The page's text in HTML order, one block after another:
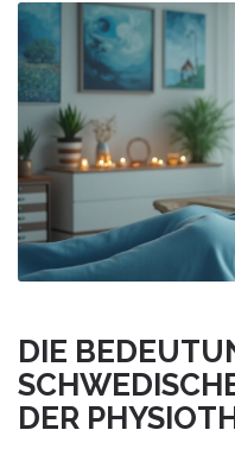
zur ultimativen
DIE
DER